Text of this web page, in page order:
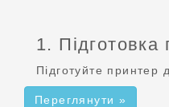
1. Підготовка
Підготуйте принтер
Переглянути »